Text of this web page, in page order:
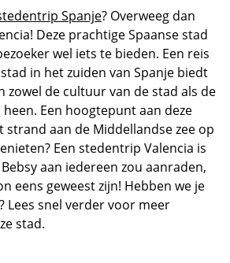
Spanje? Overweeg dan
Deze prachtige Spaanse stad
wel iets te bieden. Een reis
in het zuiden van Spanje biedt
zowel de cultuur van de stad als de
Een hoogtepunt aan deze
strand aan de Middellandse zee op
Een stedentrip Valencia is
aan iedereen zou aanraden,
eens geweest zijn! Hebben we je
Lees snel verder voor meer
stad.